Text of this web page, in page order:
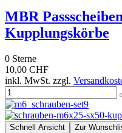
MBR
Kupplungskörbe
0 Sterne
10,00 CHF
inkl. MwSt. zzgl.
Schnell Ansicht
Zur